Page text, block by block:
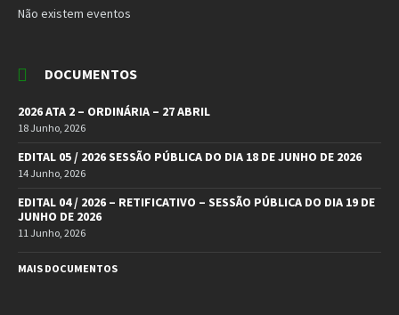
Não existem eventos
DOCUMENTOS
2026 ATA 2 – ORDINÁRIA – 27 ABRIL
18 Junho, 2026
EDITAL 05 / 2026 SESSÃO PÚBLICA DO DIA 18 DE JUNHO DE 2026
14 Junho, 2026
EDITAL 04 / 2026 – RETIFICATIVO – SESSÃO PÚBLICA DO DIA 19 DE
JUNHO DE 2026
11 Junho, 2026
MAIS DOCUMENTOS